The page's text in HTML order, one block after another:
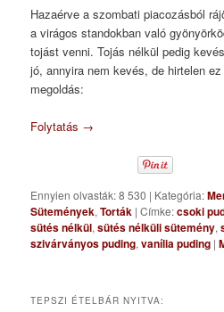
Hazaérve a szombati piacozásból
a virágos standokban való
tojást venni. Tojás nélkül pedig
jó, annyira nem kevés, de hirtelen
megoldás:
Folytatás →
Ennyien olvasták: 8 530 | Kategória:
Sütemények,Torták |Címke:csoki
sütés nélkül,sütés nélküli sütemény,
szivárványos puding,vanília puding |
TEPSZI ÉTELBÁR NYITVA: